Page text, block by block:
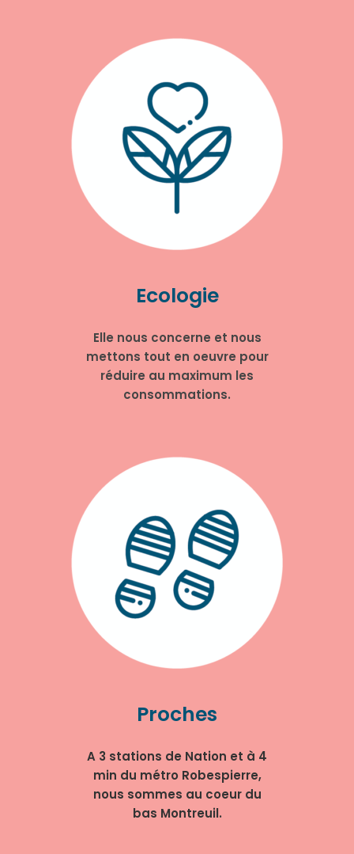
Ecologie
Elle nous concerne et nous
mettons tout en oeuvre pour
réduire au maximum les
consommations.
Proches
A 3 stations de Nation et à 4
min du métro Robespierre,
nous sommes au coeur du
bas Montreuil.